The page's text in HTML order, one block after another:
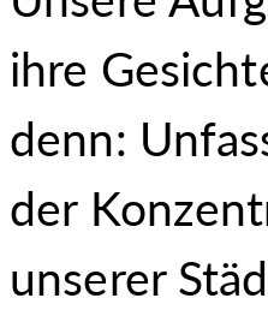
ihre
denn:
der
unserer